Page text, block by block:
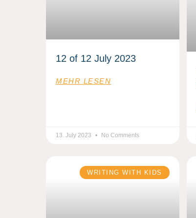
12 of 12 July 2023
MEHR LESEN
13. July 2023 No Comments
WRITING WITH KIDS